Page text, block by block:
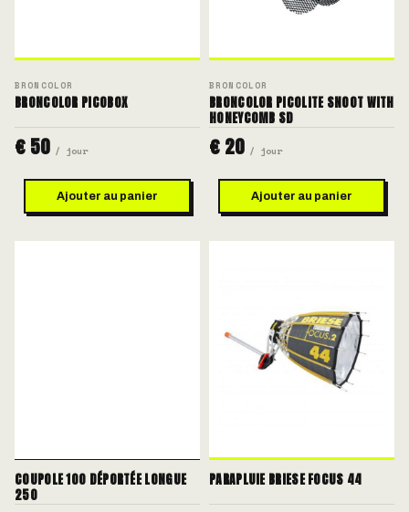
BRONCOLOR
BRONCOLOR PICOBOX
€ 50 / jour
Ajouter au panier
BRONCOLOR
BRONCOLOR PICOLITE SNOOT WITH
HONEYCOMB SD
€ 20 / jour
Ajouter au panier
COUPOLE 100 DÉPORTÉE LONGUE
250
PARAPLUIE BRIESE FOCUS 44